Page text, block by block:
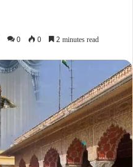
0 0 2 minutes read